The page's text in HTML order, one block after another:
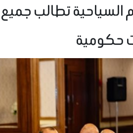
السياحية تطالب
حكومية